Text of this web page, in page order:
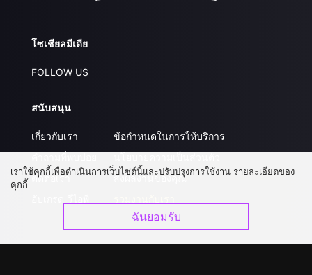
โซเชียลมีเดีย
FOLLOW US
สนับสนุน
เกี่ยวกับเรา
ติดต่อเรา
ข้อกำหนดในการให้บริการ
ส่งผลงานของคุณ
เราใช้คุกกี้เพื่อดำเนินการเว็บไซต์นี้และปรับปรุงการใช้งาน รายละเอียดของ
คุกกี้
ฉันยอมรับ